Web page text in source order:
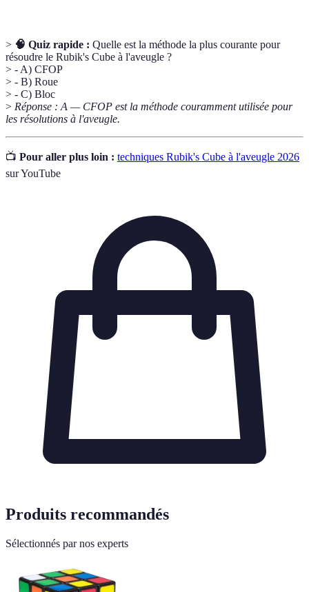
> 🧠 Quiz rapide : Quelle est la méthode la plus courante pour
résoudre le Rubik's Cube à l'aveugle ?
> - A) CFOP
> - B) Roue
> - C) Bloc
> Réponse : A — CFOP est la méthode couramment utilisée pour
les résolutions à l'aveugle.
📺 Pour aller plus loin : techniques Rubik's Cube à l'aveugle 2026
sur YouTube
Produits recommandés
Sélectionnés par nos experts